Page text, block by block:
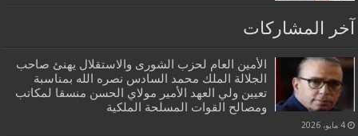
آخر المشاركات
الأمين العام لحزب الشورى والاستقلال يهنئ صاحب
الجلالة الملك محمد السادس نصره الله بمناسبة
تعيين ولي العهد الأمير مولاي الحسن منسقا لمكاتب
ومصالح القوات المسلحة الملكية
4 مايو، 2026